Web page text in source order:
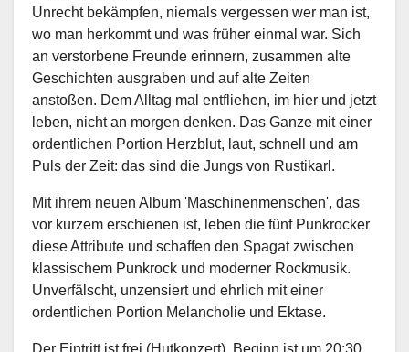
Unrecht bekämpfen, niemals vergessen wer man ist,
wo man herkommt und was früher einmal war. Sich
an verstorbene Freunde erinnern, zusammen alte
Geschichten ausgraben und auf alte Zeiten
anstoßen. Dem Alltag mal entfliehen, im hier und jetzt
leben, nicht an morgen denken. Das Ganze mit einer
ordentlichen Portion Herzblut, laut, schnell und am
Puls der Zeit: das sind die Jungs von Rustikarl.
Mit ihrem neuen Album 'Maschinenmenschen', das
vor kurzem erschienen ist, leben die fünf Punkrocker
diese Attribute und schaffen den Spagat zwischen
klassischem Punkrock und moderner Rockmusik.
Unverfälscht, unzensiert und ehrlich mit einer
ordentlichen Portion Melancholie und Ektase.